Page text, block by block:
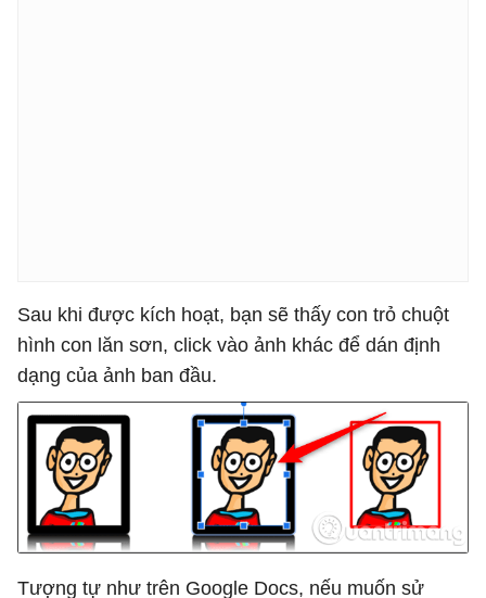
Sau khi được kích hoạt, bạn sẽ thấy con trỏ chuột
hình con lăn sơn, click vào ảnh khác để dán định
dạng của ảnh ban đầu.
Tượng tự như trên Google Docs, nếu muốn sử